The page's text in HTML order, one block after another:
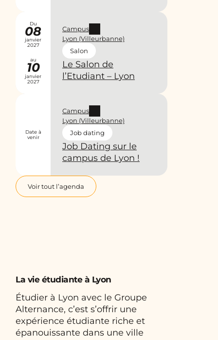
Le Salon de
l’Etudiant – Lyon
Campus
Lyon (Villeurbanne)
Salon
Du
08
janvier
2027
au
10
janvier
2027
Job Dating sur le
campus de Lyon !
Campus
Lyon (Villeurbanne)
Job dating
Date à
venir
Voir tout l’agenda
La vie étudiante à Lyon
Étudier à Lyon avec le Groupe
Alternance, c’est s’offrir une
expérience étudiante riche et
épanouissante dans une ville